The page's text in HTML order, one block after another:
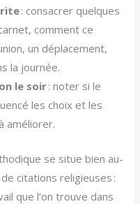
: consacrer quelques
comment ce
un déplacement,
la journée.
le soir: noter si le
les choix et les
améliorer.
se situe bien au-
citations religieuses :
que l’on trouve dans